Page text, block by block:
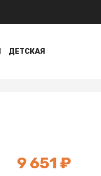
ДЕТСКАЯ
9 651 ₽